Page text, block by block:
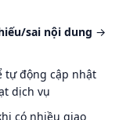
sai nội dung →
tự động cập nhật
dịch vụ
có nhiều giao